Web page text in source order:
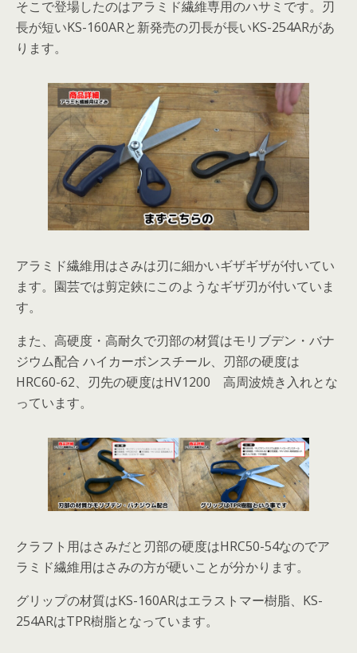
そこで登場したのはアラミド繊維専用のハサミです。刃
長が短いKS-160ARと新発売の刃長が長いKS-254ARがあ
ります。
アラミド繊維用はさみは刃に細かいギザギザが付いてい
ます。園芸では剪定鋏にこのようなギザ刃が付いていま
す。
また、高硬度・高耐久で刃部の材質はモリブデン・バナ
ジウム配合 ハイカーボンスチール、刃部の硬度は
HRC60-62、刃先の硬度はHV1200 高周波焼き入れとな
っています。
クラフト用はさみだと刃部の硬度はHRC50-54なのでア
ラミド繊維用はさみの方が硬いことが分かります。
グリップの材質はKS-160ARはエラストマー樹脂、KS-
254ARはTPR樹脂となっています。